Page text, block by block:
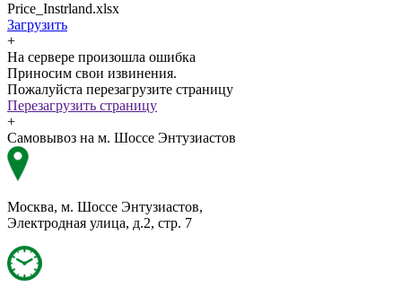
Price_Instrland.xlsx
Загрузить
+
На сервере произошла ошибка
Приносим свои извинения.
Пожалуйста перезагрузите страницу
Перезагрузить страницу
+
Самовывоз на м. Шоссе Энтузиастов
Москва, м. Шоссе Энтузиастов,
Электродная улица, д.2, стр. 7